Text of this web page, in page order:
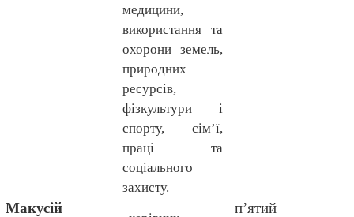
медицини,
використання та
охорони земель,
природних
ресурсів,
фізкультури і
спорту, сім’ї,
праці та
соціального
захисту.
Макусій п’ятий